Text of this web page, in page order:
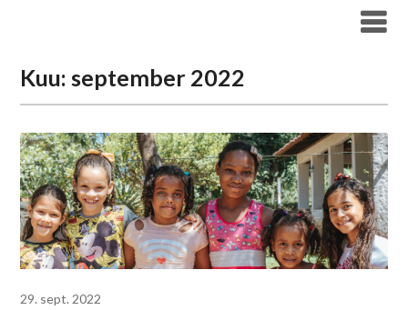
Kuu:september 2022
29. sept. 2022